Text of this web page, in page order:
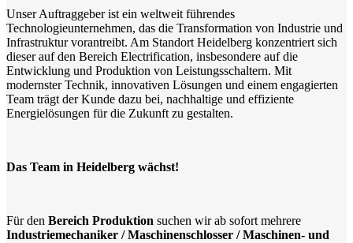
Unser Auftraggeber ist ein weltweit führendes
Technologieunternehmen, das die Transformation von Industrie und
Infrastruktur vorantreibt. Am Standort Heidelberg konzentriert sich
dieser auf den Bereich Electrification, insbesondere auf die
Entwicklung und Produktion von Leistungsschaltern. Mit
modernster Technik, innovativen Lösungen und einem engagierten
Team trägt der Kunde dazu bei, nachhaltige und effiziente
Energielösungen für die Zukunft zu gestalten.
Das Team in Heidelberg wächst!
Für den Bereich Produktion suchen wir ab sofort mehrere
Industriemechaniker / Maschinenschlosser / Maschinen- und